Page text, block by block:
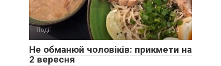
Події 0
Не обманюй чоловіків: прикмети на
2 вересня